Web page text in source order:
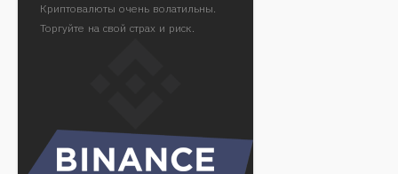
Криптовалюты очень волатильны.
Торгуйте на свой страх и риск.